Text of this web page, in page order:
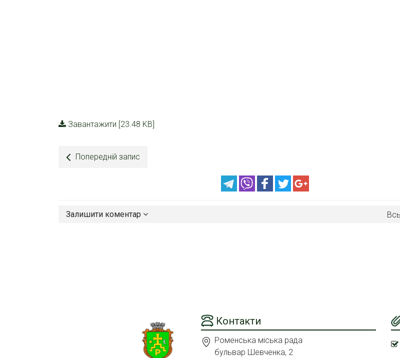
Завантажити [23.48 KB]
Попередній запис
Залишити коментар
Контакти
Роменська міська рада
бульвар Шевченка, 2